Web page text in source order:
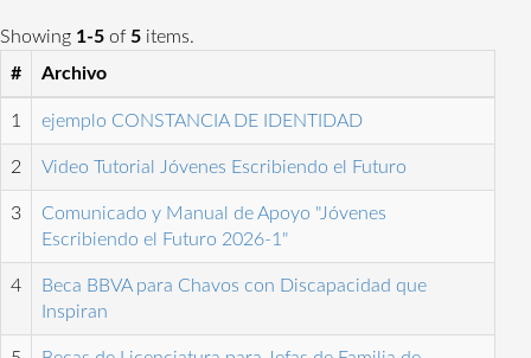
Showing 1-5 of 5 items.
#
Archivo
1 ejemplo CONSTANCIA DE IDENTIDAD
2 Video Tutorial Jóvenes Escribiendo el Futuro
3
Comunicado y Manual de Apoyo "Jóvenes
Escribiendo el Futuro 2026-1"
4
Beca BBVA para Chavos con Discapacidad que
Inspiran